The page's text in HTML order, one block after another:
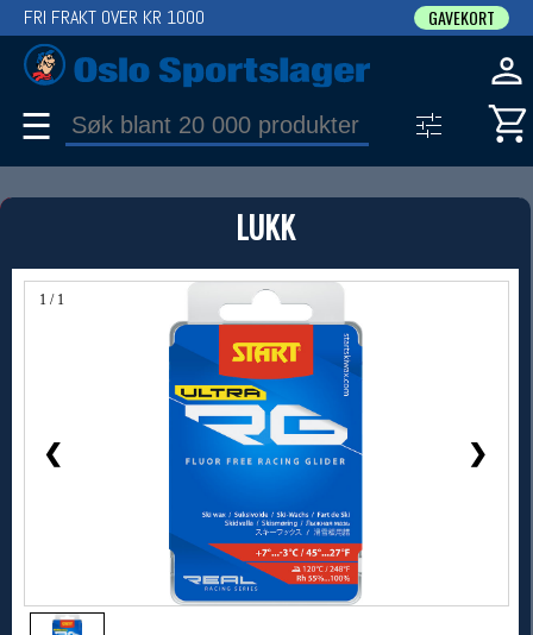
LUKK
1 / 1
❮ ❯
FRI FRAKT OVER KR 1000 GAVEKORT
☰
PRODUKT
Produkter (1)
Bruk filter til å spisse søket